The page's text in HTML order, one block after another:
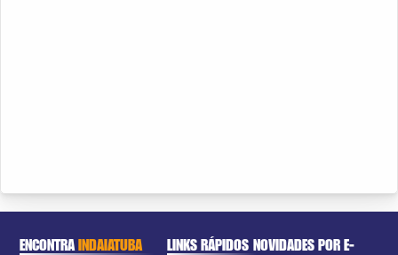
ENCONTRAINDAIATUBA LINKS RÁPIDOS NOVIDADES POR E-